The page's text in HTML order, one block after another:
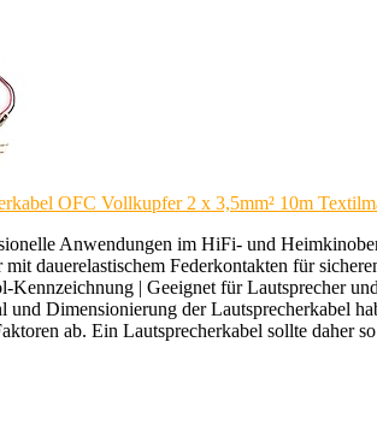
OFC Vollkupfer 2 x 3,5mm² 10m
Anwendungen im HiFi- und
mit dauerelastischem Federkontakten für
Kennzeichnung | Geeignet für Lautsprecher
und Dimensionierung der Lautsprecherkabel
ab. Ein Lautsprecherkabel sollte daher